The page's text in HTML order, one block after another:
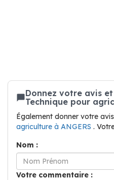
Donnez votre avis
Technique pour
Également donner votre
agriculture à ANGERS .
Nom :
Votre commentaire :